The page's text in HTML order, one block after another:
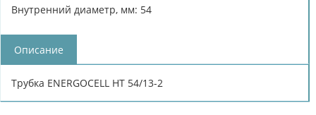
Внутренний диаметр, мм: 54
Описание
Трубка ENERGOCELL HT 54/13-2